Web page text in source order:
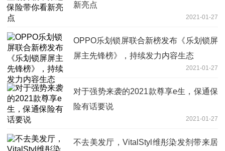
新亮点
2021-01-27
OPPO乐划锁屏联合新榜发布《乐划锁屏
屏主先锋榜》，持续发力内容生态
2021-01-27
对于强势来袭的2021款尊享e生，保通保
险有话要说
2021-01-27
不去美发厅，VitalStyl维彤染发剂带来居